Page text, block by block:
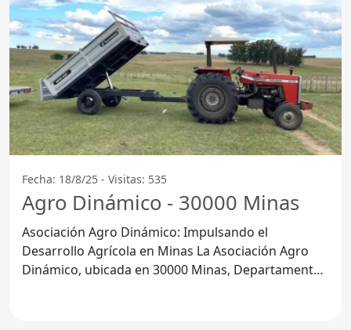
Fecha: 18/8/25 - Visitas: 535
Agro Dinámico - 30000 Minas
Asociación Agro Dinámico: Impulsando el
Desarrollo Agrícola en Minas La Asociación Agro
Dinámico, ubicada en 30000 Minas, Departamento